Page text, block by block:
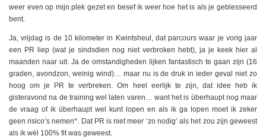
weer even op mijn plek gezet en besef ik weer hoe het is als je geblesseerd
bent.
Ja, vrijdag is de 10 kilometer in Kwintsheul, dat parcours waar je vorig jaar
een PR liep (wat je sindsdien nog niet verbroken hebt), ja je keek hier al
maanden naar uit. Ja de omstandigheden lijken fantastisch te gaan zijn (16
graden, avondzon, weinig wind)… maar nu is de druk in ieder geval niet zo
hoog om je PR te verbreken. Om heel eerlijk te zijn, dat idee heb ik
gisteravond na de training wel laten varen… want het is überhaupt nog maar
de vraag of ik überhaupt wel kunt lopen en als ik ga lopen moet ik zeker
geen risico’s nemen*. Dat PR is niet meer ‘zo nodig’ als het zou zijn geweest
als ik wél 100% fit was geweest.